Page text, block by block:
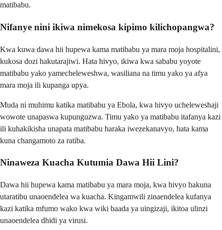
matibabu.
Nifanye nini ikiwa nimekosa kipimo kilichopangwa?
Kwa kuwa dawa hii hupewa kama matibabu ya mara moja hospitalini,
kukosa dozi hakutarajiwi. Hata hivyo, ikiwa kwa sababu yoyote
matibabu yako yamecheleweshwa, wasiliana na timu yako ya afya
mara moja ili kupanga upya.
Muda ni muhimu katika matibabu ya Ebola, kwa hivyo ucheleweshaji
wowote unapaswa kupunguzwa. Timu yako ya matibabu itafanya kazi
ili kuhakikisha unapata matibabu haraka iwezekanavyo, hata kama
kuna changamoto za ratiba.
Ninaweza Kuacha Kutumia Dawa Hii Lini?
Dawa hii hupewa kama matibabu ya mara moja, kwa hivyo hakuna
utaratibu unaoendelea wa kuacha. Kingamwili zinaendelea kufanya
kazi katika mfumo wako kwa wiki baada ya uingizaji, ikitoa ulinzi
unaoendelea dhidi ya virusi.